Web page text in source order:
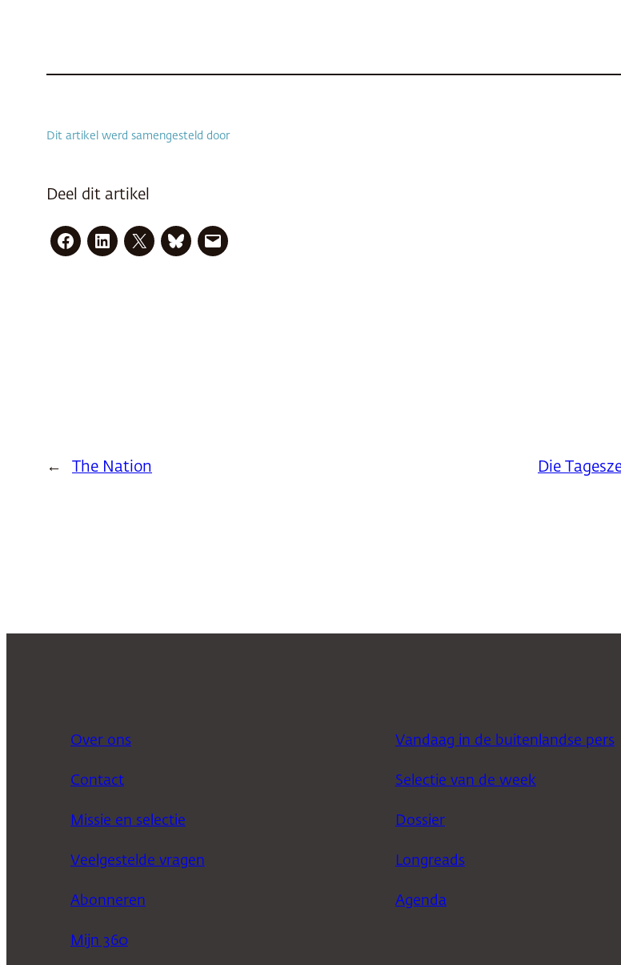
Dit artikel werd samengesteld door
Deel dit artikel
← The Nation Die
Over ons
Contact
Missie en selectie
Veelgestelde vragen
Abonneren
Mijn 360
Vandaag in de buitenlandse pers
Selectie van de week
Dossier
Longreads
Agenda